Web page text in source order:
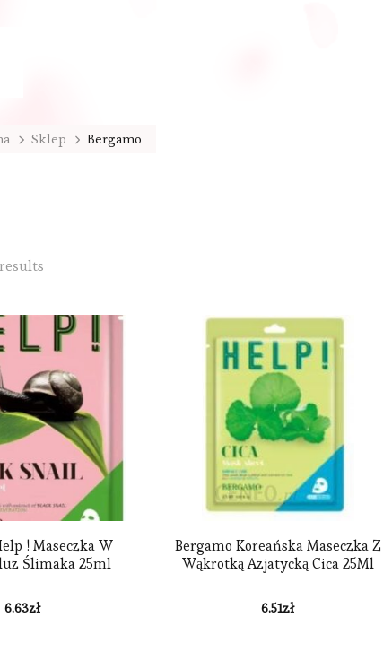
Sklep Bergamo
latest
! Maseczka W
Ślimaka 25ml
6.63zł
Bergamo Koreańska Maseczka Z
Wąkrotką Azjatycką Cica 25Ml
6.51zł